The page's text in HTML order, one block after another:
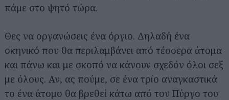
πάμε στο ψητό τώρα.
Θες να οργανώσεις ένα όργιο. Δηλαδή ένα
σκηνικό που θα περιλαμβάνει από τέσσερα άτομα
και πάνω και με σκοπό να κάνουν σχεδόν όλοι σεξ
με όλους. Αν, ας πούμε, σε ένα τρίο αναγκαστικά
το ένα άτομο θα βρεθεί κάτω από τον Πύργο του